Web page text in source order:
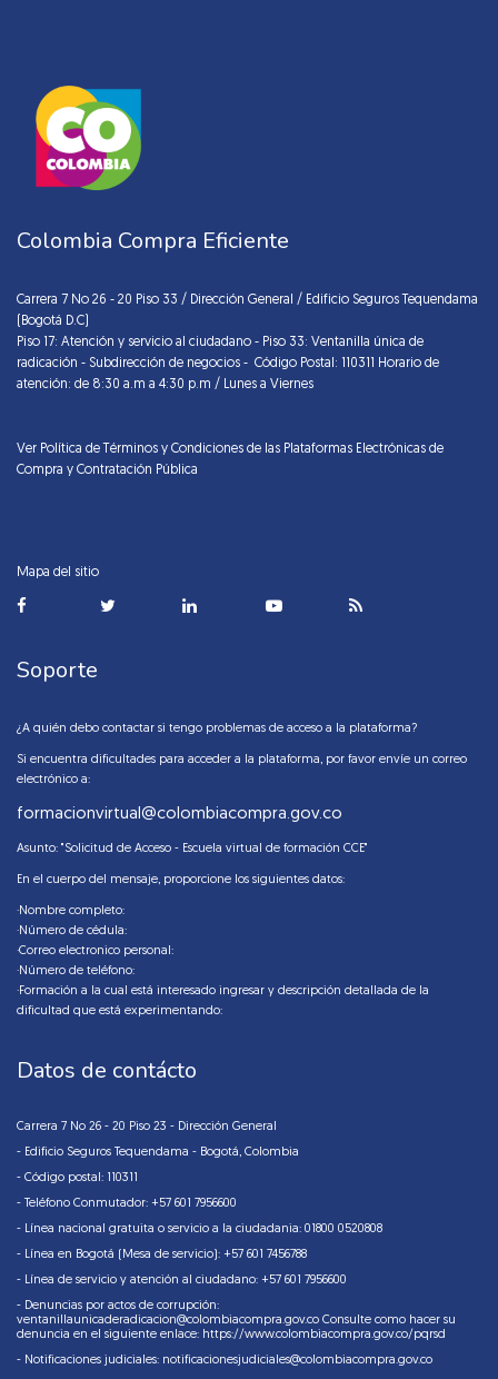
Colombia Compra Eficiente
Carrera 7 No 26 - 20 Piso 33 / Dirección General / Edificio Seguros Tequendama
(Bogotá D.C)
Piso 17: Atención y servicio al ciudadano - Piso 33: Ventanilla única de
radicación - Subdirección de negocios - Código Postal: 110311 Horario de
atención: de 8:30 a.m a 4:30 p.m / Lunes a Viernes
Ver Política de Términos y Condiciones de las Plataformas Electrónicas de
Compra y Contratación Pública
Mapa del sitio
Soporte
¿A quién debo contactar si tengo problemas de acceso a la plataforma?
Si encuentra dificultades para acceder a la plataforma, por favor envíe un correo
electrónico a:
formacionvirtual@colombiacompra.gov.co
Asunto: "Solicitud de Acceso - Escuela virtual de formación CCE"
En el cuerpo del mensaje, proporcione los siguientes datos:
·Nombre completo:
·Número de cédula:
·Correo electronico personal:
·Número de teléfono:
·Formación a la cual está interesado ingresar y descripción detallada de la
dificultad que está experimentando:
Datos de contácto
Carrera 7 No 26 - 20 Piso 23 - Dirección General
- Edificio Seguros Tequendama - Bogotá, Colombia
- Código postal: 110311
- Teléfono Conmutador: +57 601 7956600
- Línea nacional gratuita o servicio a la ciudadania: 01800 0520808
- Línea en Bogotá (Mesa de servicio): +57 601 7456788
- Línea de servicio y atención al ciudadano: +57 601 7956600
- Denuncias por actos de corrupción:
ventanillaunicaderadicacion@colombiacompra.gov.co Consulte como hacer su
denuncia en el siguiente enlace: https://www.colombiacompra.gov.co/pqrsd
- Notificaciones judiciales: notificacionesjudiciales@colombiacompra.gov.co